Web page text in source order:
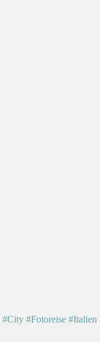
#City #Fotoreise #Italien